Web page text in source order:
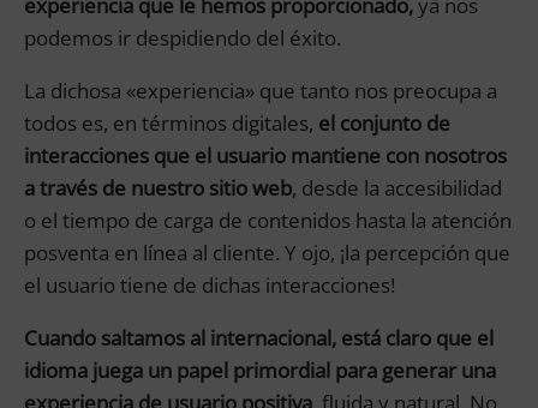
experiencia que le hemos proporcionado,ya nos
podemos ir despidiendo del éxito.
La dichosa «experiencia» que tanto nos preocupa a
todos es, en términos digitales, el conjunto de
interacciones que el usuario mantiene con nosotros
a través de nuestro sitio web, desde la accesibilidad
o el tiempo de carga de contenidos hasta la atención
posventa en línea al cliente. Y ojo, ¡la percepción que
el usuario tiene de dichas interacciones!
Cuando saltamos al internacional, está claro que el
idioma juega un papel primordial para generar una